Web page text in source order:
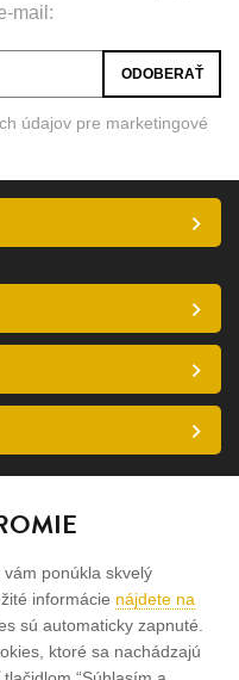
mail:
údajov pre marketingové
sa na predaj hodiniek a
ponúkla skvelý
informácie nájdete na
sú automaticky zapnuté.
ktoré sa nachádzajú